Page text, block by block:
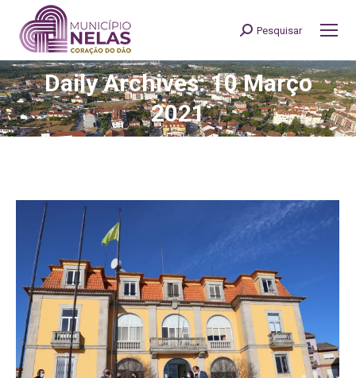
Search:
Pesquisar
Daily Archives: 10 Março
2021
You are here: